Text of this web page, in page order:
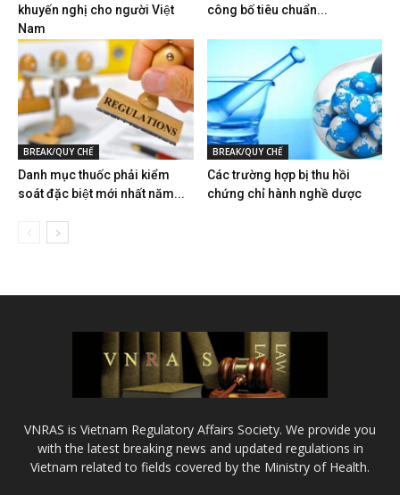
khuyến nghị cho người Việt
Nam
công bố tiêu chuẩn...
BREAK/QUY CHẾ
Danh mục thuốc phải kiểm
soát đặc biệt mới nhất năm...
BREAK/QUY CHẾ
Các trường hợp bị thu hồi
chứng chỉ hành nghề dược
VNRAS is Vietnam Regulatory Affairs Society. We provide you
with the latest breaking news and updated regulations in
Vietnam related to fields covered by the Ministry of Health.